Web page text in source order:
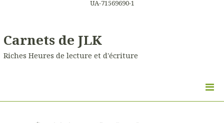
UA-71569690-1
Carnets de JLK
Riches Heures de lecture et d'écriture